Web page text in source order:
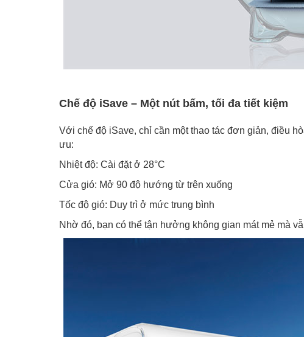
Chế độ iSave – Một nút bấm, tối đa tiết kiệm
Với chế độ iSave, chỉ cần một thao tác đơn giản, điều
ưu:
Nhiệt độ: Cài đặt ở 28°C
Cửa gió: Mở 90 độ hướng từ trên xuống
Tốc độ gió: Duy trì ở mức trung bình
Nhờ đó, bạn có thể tận hưởng không gian mát mẻ mà